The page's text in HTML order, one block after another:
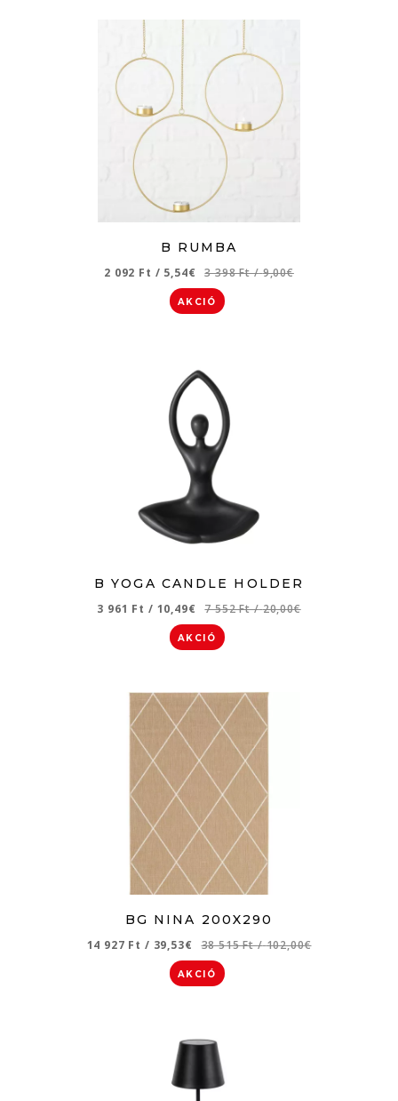
B RUMBA
2 092 Ft / 5,54€ 3 398 Ft/ 9,00€
AKCIÓ
B YOGA CANDLE HOLDER
3 961 Ft / 10,49€ 7 552 Ft/ 20,00€
AKCIÓ
BG NINA 200X290
14 927 Ft / 39,53€ 38 515 Ft/ 102,00€
AKCIÓ